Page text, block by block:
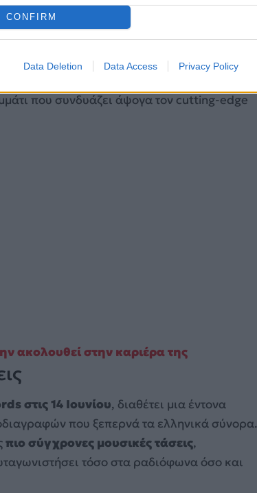
CONFIRM
Data Deletion Data Access Privacy Policy
foureira/?hl=el
αποτέλεσμα της αστείρευτης χημείας της
που συνδυάζει άψογα τον cutting-edge
ακολουθεί στην καριέρα της
στις 14 Ιουνίου, διαθέτει μια έντονα
που ξεπερνά τα ελληνικά σύνορα.
πιο σύγχρονες μουσικές τάσεις,
τόσο στα ραδιόφωνα όσο και